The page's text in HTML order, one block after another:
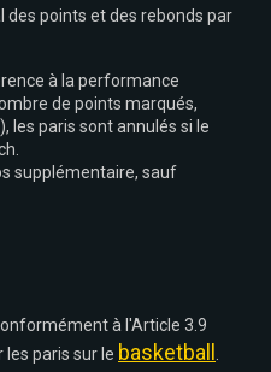
des points et des rebonds par
à la performance
de points marqués,
les paris sont annulés si le
supplémentaire, sauf
à l'Article 3.9
les paris sur le basketball